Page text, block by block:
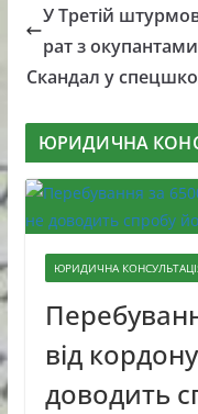
У Третій
рат з окупантами
Скандал у
ЮРИДИЧНА
ЮРИДИЧНА
від
доводить